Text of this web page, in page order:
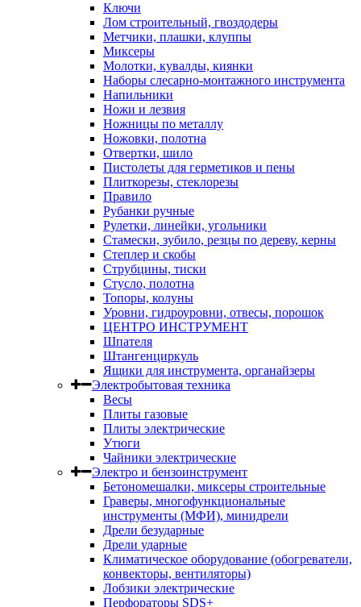
Ключи
Лом строительный, гвоздодеры
Метчики, плашки, клуппы
Миксеры
Молотки, кувалды, киянки
Наборы слесарно-монтажного инструмента
Напильники
Ножи и лезвия
Ножницы по металлу
Ножовки, полотна
Отвертки, шило
Пистолеты для герметиков и пены
Плиткорезы, стеклорезы
Правило
Рубанки ручные
Рулетки, линейки, угольники
Стамески, зубило, резцы по дереву, керны
Степлер и скобы
Струбцины, тиски
Стусло, полотна
Топоры, колуны
Уровни, гидроуровни, отвесы, порошок
ЦЕНТРО ИНСТРУМЕНТ
Шпателя
Штангенциркуль
Ящики для инструмента, органайзеры
Электробытовая техника
Весы
Плиты газовые
Плиты электрические
Утюги
Чайники электрические
Электро и бензоинструмент
Бетономешалки, миксеры строительные
Граверы, многофункциональные
инструменты (МФИ), минидрели
Дрели безударные
Дрели ударные
Климатическое оборудование (обогреватели,
конвекторы, вентиляторы)
Лобзики электрические
Перфораторы SDS+